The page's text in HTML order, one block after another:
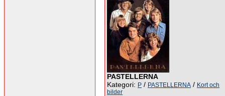
PASTELLERNA
Kategori: P / PASTELLERNA / Kort och
bilder